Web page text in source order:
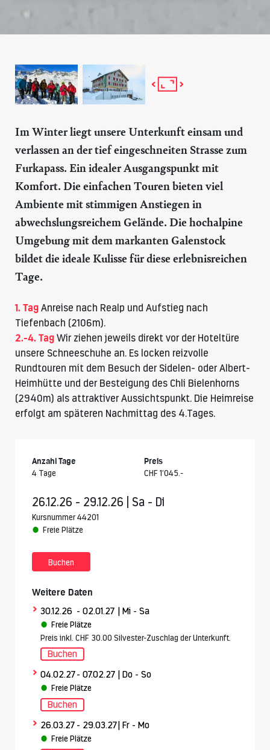
Im Winter liegt unsere Unterkunft einsam und
verlassen an der tief eingeschneiten Strasse zum
Furkapass. Ein idealer Ausgangspunkt mit
Komfort. Die einfachen Touren bieten viel
Ambiente mit stimmigen Anstiegen in
abwechslungsreichem Gelände. Die hochalpine
Umgebung mit dem markanten Galenstock
bildet die ideale Kulisse für diese erlebnisreichen
Tage.
1. Tag Anreise nach Realp und Aufstieg nach
Tiefenbach (2106m).
2.-4. Tag Wir ziehen jeweils direkt vor der Hoteltüre
unsere Schneeschuhe an. Es locken reizvolle
Rundtouren mit dem Besuch der Sidelen- oder Albert-
Heimhütte und der Besteigung des Chli Bielenhorns
(2940m) als attraktiver Aussichtspunkt. Die Heimreise
erfolgt am späteren Nachmittag des 4.Tages.
Anzahl Tage
4 Tage
Preis
CHF 1’045.-
26.12.26 - 29.12.26 | Sa - Di
Kursnummer 44201
Freie Plätze
Buchen
Weitere Daten
> 30.12.26 - 02.01.27 | Mi - Sa
Freie Plätze
Preis inkl. CHF 30.00 Silvester-Zuschlag der Unterkunft.
Buchen
> 04.02.27- 07.02.27 | Do - So
Freie Plätze
Buchen
> 26.03.27 - 29.03.27| Fr - Mo
Freie Plätze